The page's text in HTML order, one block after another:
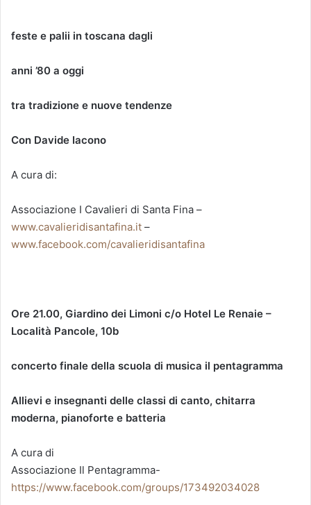
feste e palii in toscana dagli
anni ’80 a oggi
tra tradizione e nuove tendenze
Con Davide Iacono
A cura di:
Associazione I Cavalieri di Santa Fina –
www.cavalieridisantafina.it –
www.facebook.com/cavalieridisantafina
Ore 21.00, Giardino dei Limoni c/o Hotel Le Renaie –
Località Pancole, 10b
concerto finale della scuola di musica il pentagramma
Allievi e insegnanti delle classi di canto, chitarra
moderna, pianoforte e batteria
A cura di
Associazione Il Pentagramma-
https://www.facebook.com/groups/173492034028